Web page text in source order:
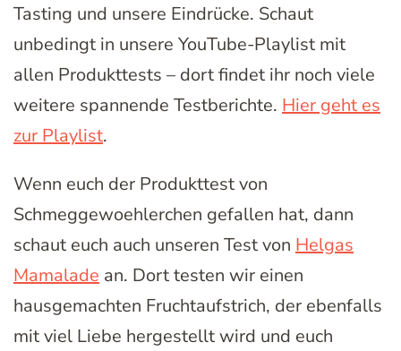
Tasting und unsere Eindrücke. Schaut
unbedingt in unsere YouTube-Playlist mit
allen Produkttests – dort findet ihr noch viele
weitere spannende Testberichte. Hier geht es
zur Playlist.
Wenn euch der Produkttest von
Schmeggewoehlerchen gefallen hat, dann
schaut euch auch unseren Test von Helgas
Mamalade an. Dort testen wir einen
hausgemachten Fruchtaufstrich, der ebenfalls
mit viel Liebe hergestellt wird und euch